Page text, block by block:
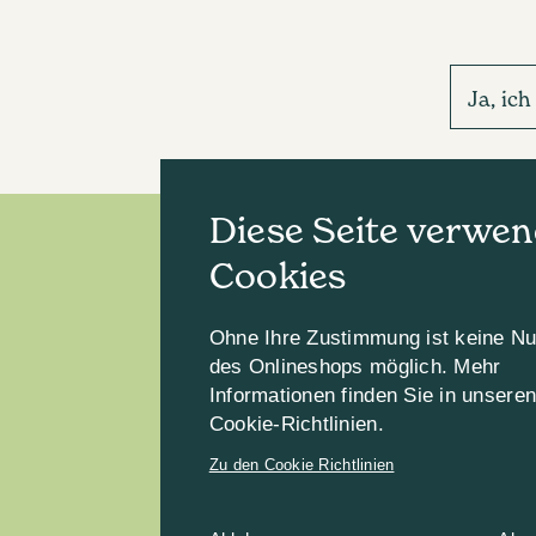
Ja,
Diese Seite
Cookies
Ohne Ihre Zustimmung ist keine
des Onlineshops möglich. Mehr
Informationen finden Sie in unseren
Cookie-Richtlinien.
Zu den Cookie Richtlinien